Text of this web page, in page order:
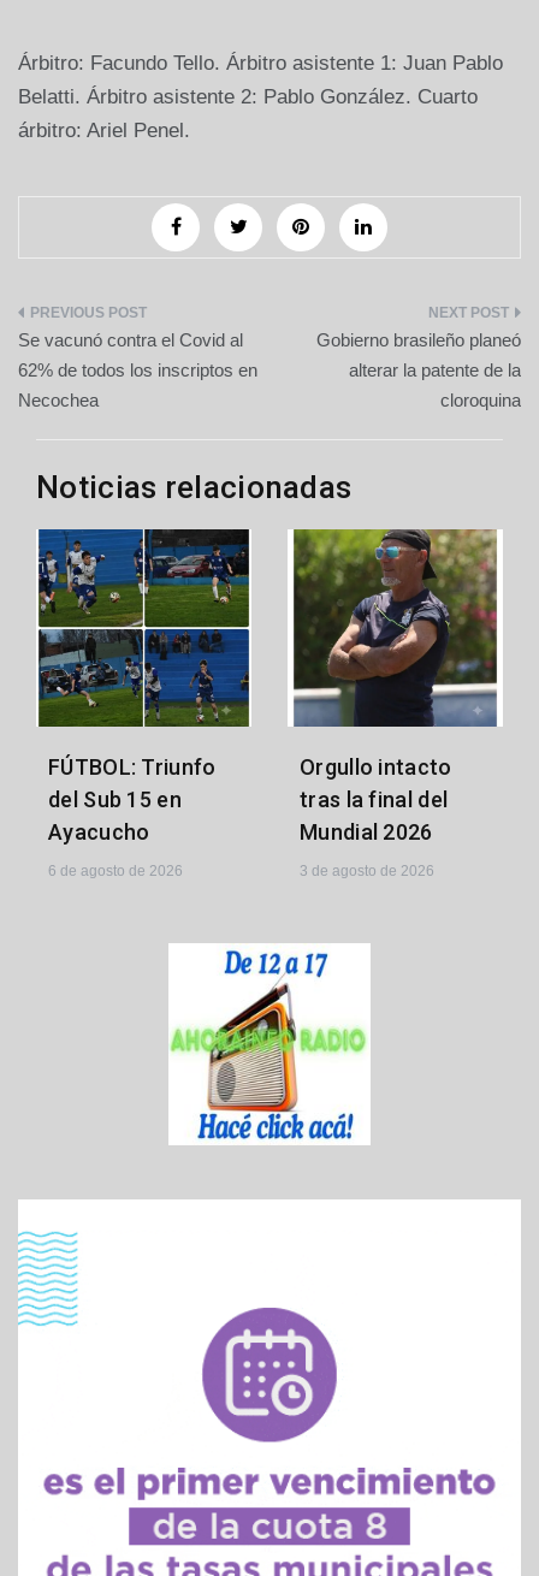
Árbitro: Facundo Tello. Árbitro asistente 1: Juan Pablo
Belatti. Árbitro asistente 2: Pablo González. Cuarto
árbitro: Ariel Penel.
Navegación
de
entradas
Se vacunó contra el Covid al
62% de todos los inscriptos en
Necochea
Gobierno brasileño planeó
alterar la patente de la
cloroquina
Noticias relacionadas
FÚTBOL: Triunfo
del Sub 15 en
Ayacucho
6 de agosto de 2026
Orgullo intacto
tras la final del
Mundial 2026
3 de agosto de 2026